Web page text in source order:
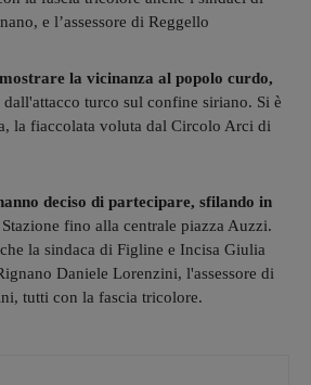
e l’assessore di Reggello
la vicinanza al popolo curdo,
turco sul confine siriano. Si è
la fiaccolata voluta dal Circolo Arci di
deciso di partecipare, sfilando in
fino alla centrale piazza Auzzi.
la sindaca di Figline e Incisa Giulia
Daniele Lorenzini, l'assessore di
tutti con la fascia tricolore.